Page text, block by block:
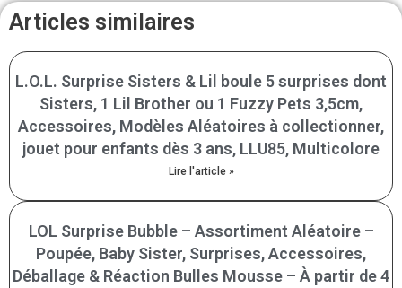
Articles similaires
L.O.L. Surprise Sisters & Lil boule 5 surprises dont
Sisters, 1 Lil Brother ou 1 Fuzzy Pets 3,5cm,
Accessoires, Modèles Aléatoires à collectionner,
jouet pour enfants dès 3 ans, LLU85, Multicolore
Lire l'article »
LOL Surprise Bubble – Assortiment Aléatoire –
Poupée, Baby Sister, Surprises, Accessoires,
Déballage & Réaction Bulles Mousse – À partir de 4